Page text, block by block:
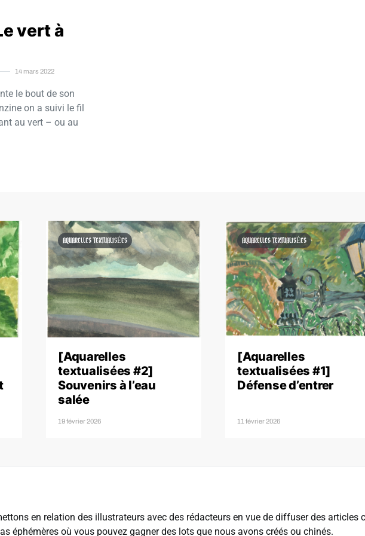
vert à
14 mars 2022
le bout de son
on a suivi le fil
au vert – ou au
AQUARELLES TEXTUALISÉES
[Aquarelles
textualisées #2]
Souvenirs à l’eau
salée
19 février 2026
AQUARELLES TEXTUALISÉES
[Aquarelles
textualisées #1]
Défense d’entrer
11 février 2026
en relation des illustrateurs avec des rédacteurs en vue de diffuser des articles
éphémères où vous pouvez gagner des lots que nous avons créés ou chinés.